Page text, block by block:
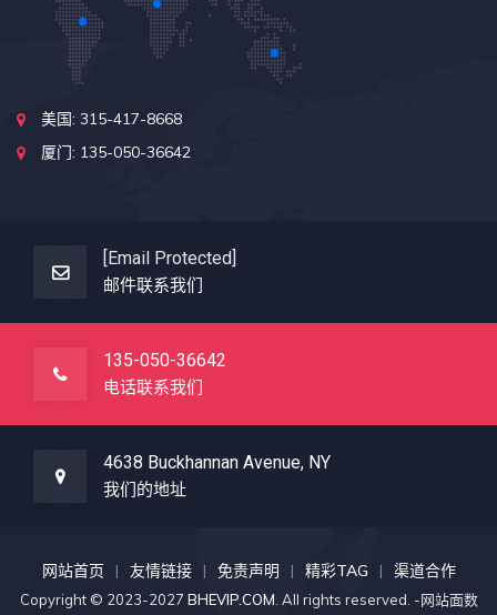
美国: 315-417-8668
厦门: 135-050-36642
[email Protected]
邮件联系我们
135-050-36642
电话联系我们
4638 Buckhannan Avenue, NY
我们的地址
网站首页 友情链接 免责声明 精彩TAG 渠道合作
Copyright © 2023-2027 BHEVIP.COM. All rights reserved. -网站面数